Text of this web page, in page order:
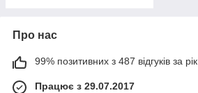
Про нас
99% позитивних з 487 відгуків за рік
Працює з 29.07.2017